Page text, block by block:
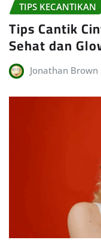
TIPS KECANTIKAN
Tips Cantik
Sehat dan
Jonathan Brown